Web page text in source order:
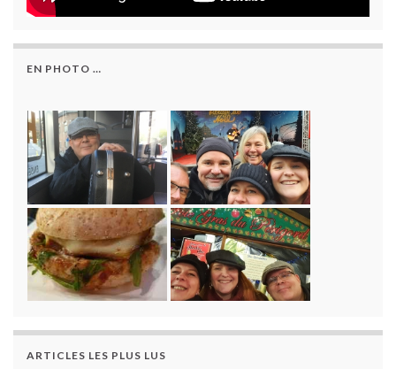
EN PHOTO …
ARTICLES LES PLUS LUS